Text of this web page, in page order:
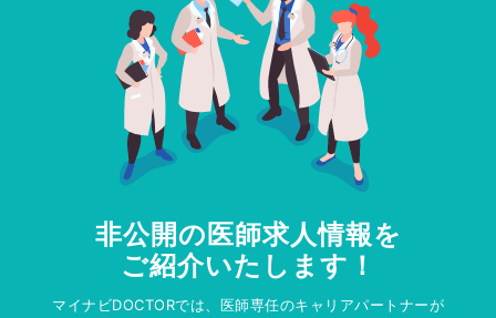
非公開の医師求人情報を
ご紹介いたします！
マイナビDOCTORでは、医師専任のキャリアパートナーが